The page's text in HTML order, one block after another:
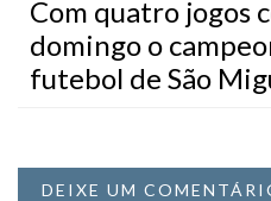
Com quatro jogos
domingo o
futebol de São
DEIXE UM